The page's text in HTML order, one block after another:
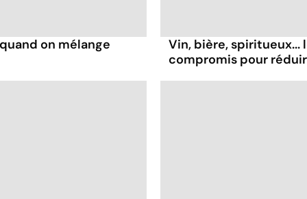
on mélange
Vin, bière, spiritueux...
compromis pour